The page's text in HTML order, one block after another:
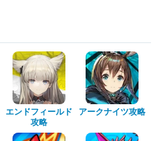
エンドフィールド
攻略
アークナイツ攻略